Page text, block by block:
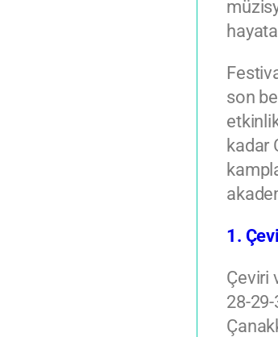
son
kadar
1.
Çeviri
28-